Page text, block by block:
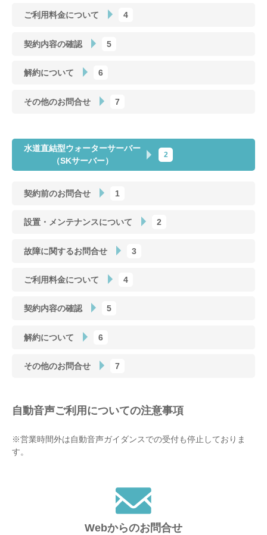
ご利用料金について 4
契約内容の確認 5
解約について 6
その他のお問合せ 7
水道直結型ウォーターサーバー
（SKサーバー）
2
契約前のお問合せ 1
設置・メンテナンスについて 2
故障に関するお問合せ 3
ご利用料金について 4
契約内容の確認 5
解約について 6
その他のお問合せ 7
自動音声ご利用についての注意事項
※営業時間外は自動音声ガイダンスでの受付も停止しておりま
す。
Webからのお問合せ